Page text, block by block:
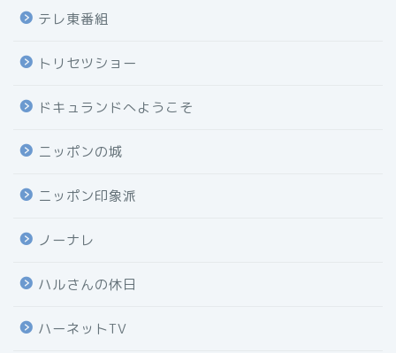
テレ東番組
トリセツショー
ドキュランドへようこそ
ニッポンの城
ニッポン印象派
ノーナレ
ハルさんの休日
ハーネットTV